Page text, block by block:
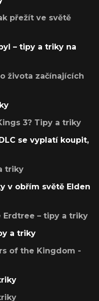
přežít ve světě
– tipy a triky na
života začínajících
3? Tipy a triky
se vyplatí koupit,
triky
v obřím světě Elden
Erdtree – tipy a triky
a triky
of the Kingdom -